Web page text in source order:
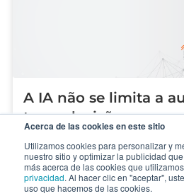
Acerca de las cookies en este sitio
Utilizamos cookies para personalizar y
nuestro sitio y optimizar la publicidad
más acerca de las cookies que
privacidad. Al hacer clic en "aceptar",
uso que hacemos de las cookies.
A IA não se limita a
toma decisões
Resposta rápida A adoção de IA
e Atendimento não se trata
CONTINUAR